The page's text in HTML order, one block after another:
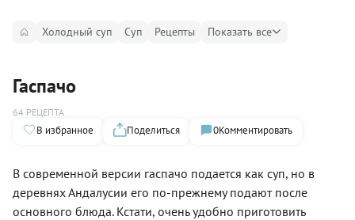
Холодный суп Суп Рецепты Показать все
Гаспачо
64 РЕЦЕПТА
В избранное Поделиться 0Комментировать
В современной версии гаспачо подается как суп, но в
деревнях Андалусии его по-прежнему подают после
основного блюда. Кстати, очень удобно приготовить